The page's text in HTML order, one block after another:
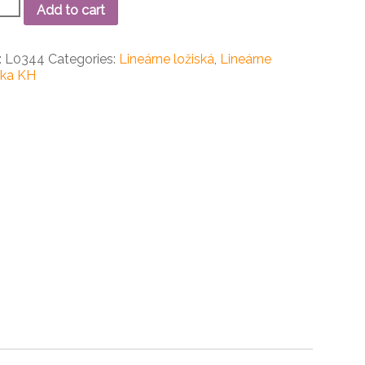
Add to cart
L0344 Categories: Lineárne ložiská Lineárne
KH